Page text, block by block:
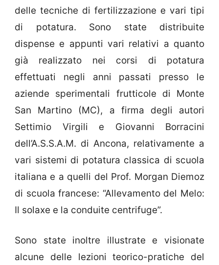
delle tecniche di fertilizzazione e vari tipi
di potatura. Sono state distribuite
dispense e appunti vari relativi a quanto
già realizzato nei corsi di potatura
effettuati negli anni passati presso le
aziende sperimentali frutticole di Monte
San Martino (MC), a firma degli autori
Settimio Virgili e Giovanni Borracini
dell’A.S.S.A.M. di Ancona, relativamente a
vari sistemi di potatura classica di scuola
italiana e a quelli del Prof. Morgan Diemoz
di scuola francese: “Allevamento del Melo:
Il solaxe e la conduite centrifuge”.
Sono state inoltre illustrate e visionate
alcune delle lezioni teorico-pratiche del